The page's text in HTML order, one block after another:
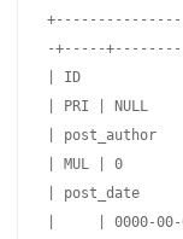
-+-----
| ID
| PRI | NULL
| post_author
| MUL | 0
| post_date
|     | 0000-